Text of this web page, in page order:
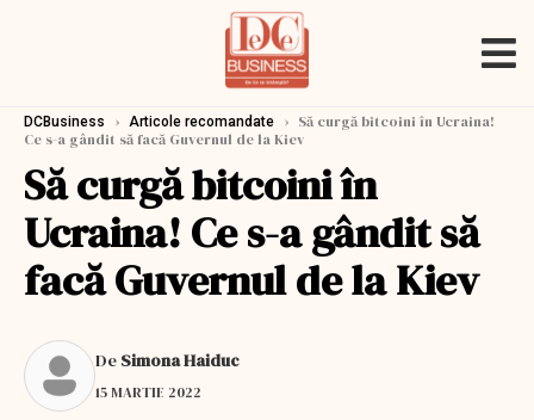
DCBusiness › Articole recomandate › Să curgă bitcoini în Ucraina!
Ce s-a gândit să facă Guvernul de la Kiev
Să curgă bitcoini în
Ucraina! Ce s-a gândit să
facă Guvernul de la Kiev
De Simona Haiduc
15 MARTIE 2022